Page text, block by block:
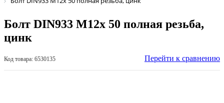
Болт DIN933 М12х 50 полная резьба,
цинк
Код товара: 6530135 Перейти к сравнению